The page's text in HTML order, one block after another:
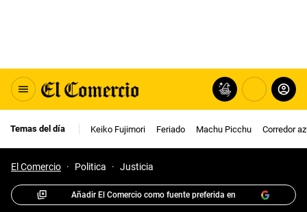
Temas del día Keiko Fujimori Feriado Machu Picchu Corredor
El Comercio · Politica · Justicia
Añadir El Comercio como fuente preferida en